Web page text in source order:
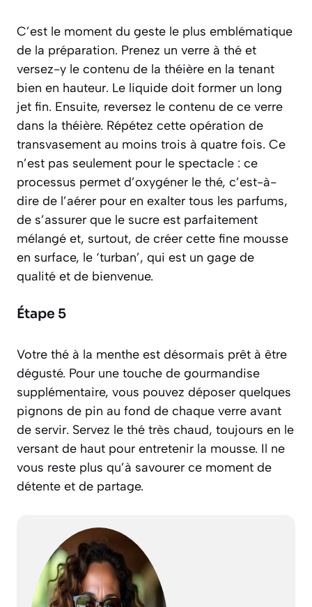
C’est le moment du geste le plus emblématique
de la préparation. Prenez un verre à thé et
versez-y le contenu de la théière en la tenant
bien en hauteur. Le liquide doit former un long
jet fin. Ensuite, reversez le contenu de ce verre
dans la théière. Répétez cette opération de
transvasement au moins trois à quatre fois. Ce
n’est pas seulement pour le spectacle : ce
processus permet d’oxygéner le thé, c’est-à-
dire de l’aérer pour en exalter tous les parfums,
de s’assurer que le sucre est parfaitement
mélangé et, surtout, de créer cette fine mousse
en surface, le ‘turban’, qui est un gage de
qualité et de bienvenue.
Étape 5
Votre thé à la menthe est désormais prêt à être
dégusté. Pour une touche de gourmandise
supplémentaire, vous pouvez déposer quelques
pignons de pin au fond de chaque verre avant
de servir. Servez le thé très chaud, toujours en le
versant de haut pour entretenir la mousse. Il ne
vous reste plus qu’à savourer ce moment de
détente et de partage.